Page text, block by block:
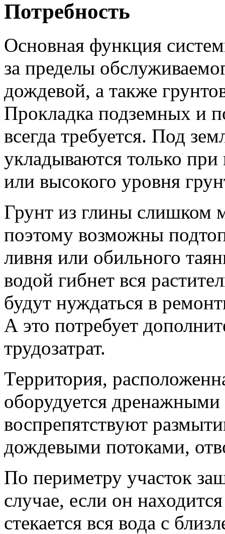
Потребность
Основная функция
за пределы
дождевой, а также
Прокладка подземных и
всегда требуется. Под
укладываются только
или высокого уровня
Грунт из глины слишком
поэтому возможны
ливня или обильного
водой гибнет вся
будут нуждаться в
А это потребует
трудозатрат.
Территория,
оборудуется
воспрепятствуют
дождевыми потоками,
По периметру участок
случае, если он
стекается вся вода с